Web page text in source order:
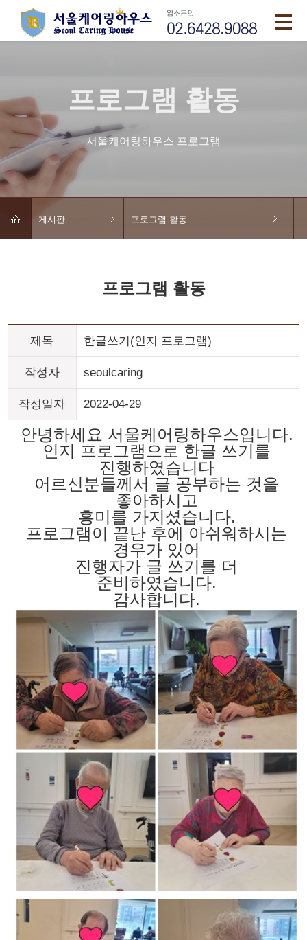
프로그램 활동
서울케어링하우스 프로그램
게시판 프로그램 활동
프로그램 활동
제목 한글쓰기(인지 프로그램)
작성자 seoulcaring
작성일자 2022-04-29
안녕하세요 서울케어링하우스입니다.
인지 프로그램으로 한글 쓰기를
진행하였습니다
어르신분들께서 글 공부하는 것을
좋아하시고
흥미를 가지셨습니다.
프로그램이 끝난 후에 아쉬워하시는
경우가 있어
진행자가 글 쓰기를 더
준비하였습니다.
감사합니다.